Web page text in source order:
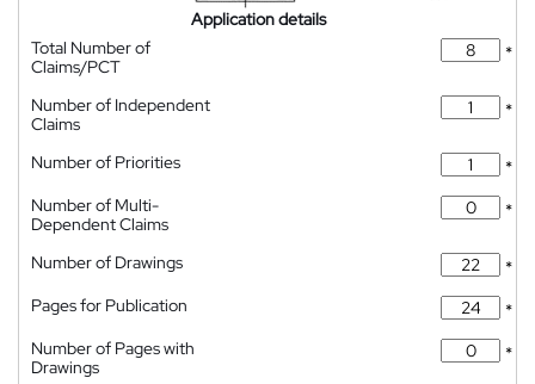
Application details
Total Number of
Claims/PCT
*
Number of Independent
Claims
*
Number of Priorities
*
Number of Multi-
Dependent Claims
*
Number of Drawings
*
Pages for Publication
*
Number of Pages with
Drawings
*